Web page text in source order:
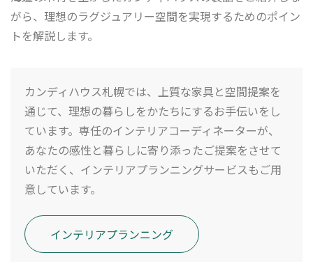
がら、理想のラグジュアリー空間を実現するためのポイン
トを解説します。
カンディハウス札幌では、上質な家具と空間提案を
通じて、理想の暮らしをかたちにするお手伝いをし
ています。専任のインテリアコーディネーターが、
あなたの感性と暮らしに寄り添ったご提案をさせて
いただく、インテリアプランニングサービスもご用
意しています。
インテリアプランニング